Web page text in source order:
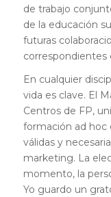
de trabajo
de la educación
futuras
correspondientes
En cualquier
vida es clave. El
Centros de FP,
formación ad hoc
válidas y
marketing. La
momento, la
Yo guardo un